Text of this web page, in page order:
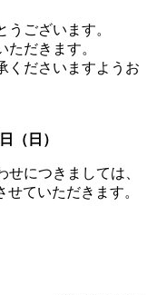
ございます。
だきます。
くださいますようお
（日）
につきましては、
ていただきます。